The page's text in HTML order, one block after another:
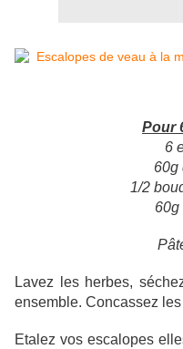
Pour
6
60g
1/2
60g
Lavez les herbes,
ensemble. Concassez
Etalez vos escalopes